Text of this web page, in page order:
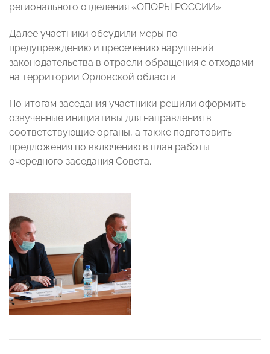
регионального отделения «ОПОРЫ РОССИИ».
Далее участники обсудили меры по
предупреждению и пресечению нарушений
законодательства в отрасли обращения с отходами
на территории Орловской области.
По итогам заседания участники решили оформить
озвученные инициативы для направления в
соответствующие органы, а также подготовить
предложения по включению в план работы
очередного заседания Совета.